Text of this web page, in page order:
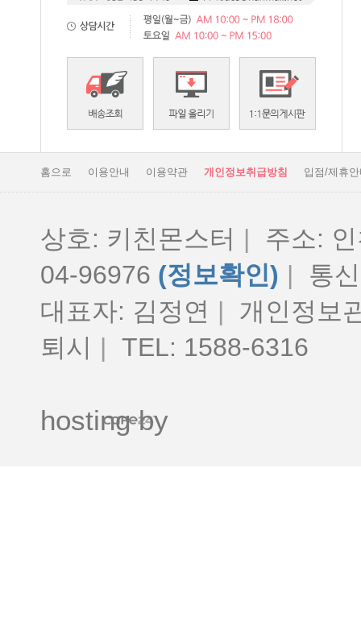
홈으로 이용안내 이용약관 개인정보취급방침 입점/제휴
상호: 키친몬스터 |
주소:
04-96976 (정보확인) |
통
대표자: 김정연 |
개인정보
퇴시
| TEL: 1588-6316
hosting by